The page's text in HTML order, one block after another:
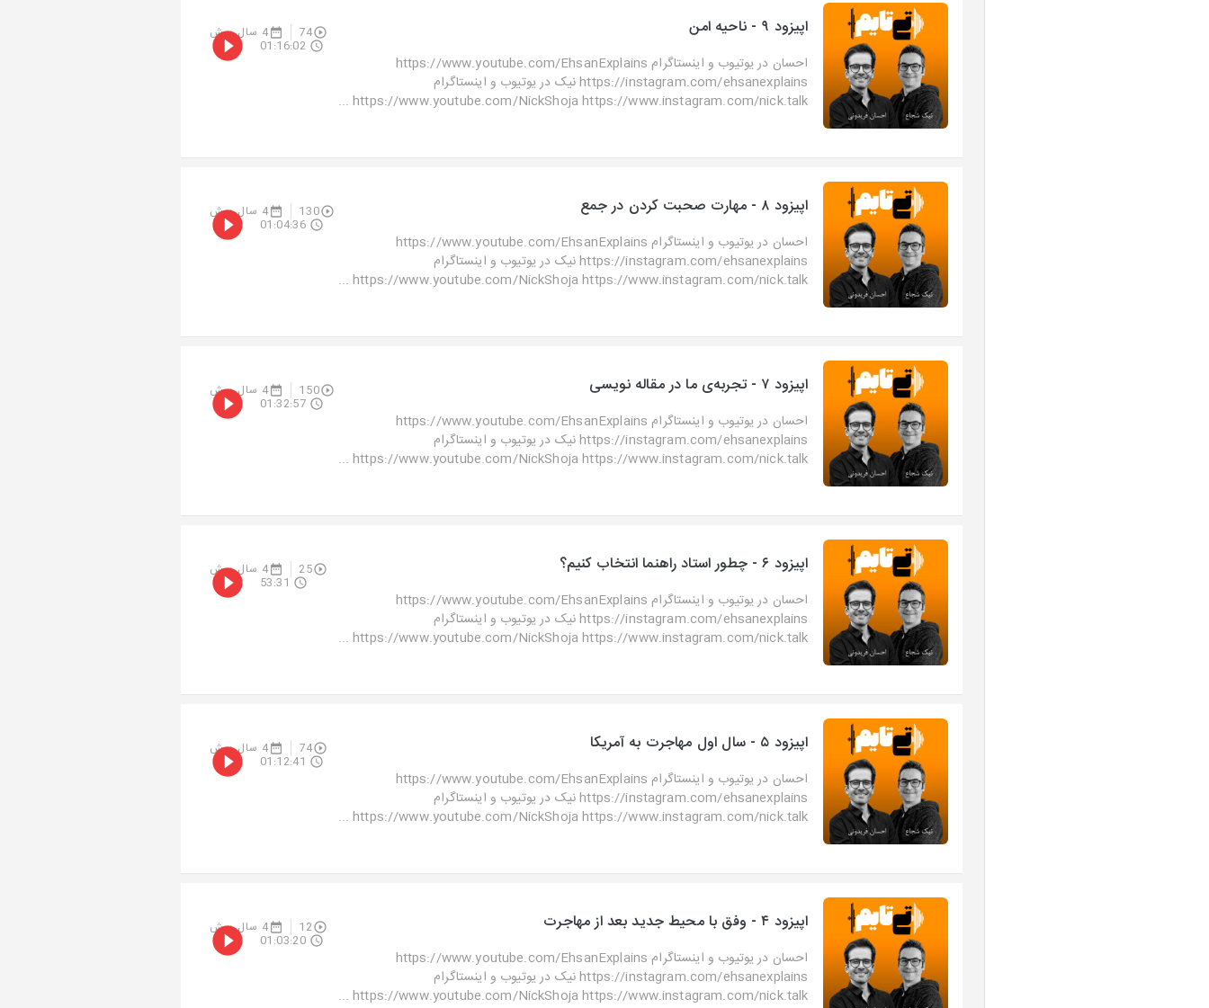
اپیزود ۹ - ناحیه امن 74 4 سال پیش
احسان در یوتیوب و اینستاگرام https://www.youtube.com/EhsanExplains
https://instagram.com/ehsanexplains نیک در یوتیوب و اینستاگرام
https://www.youtube.com/NickShoja https://www.instagram.com/nick.talk ...
01:16:02
اپیزود ۸ - مهارت‌ صحبت کردن در جمع 130 4 سال پیش
احسان در یوتیوب و اینستاگرام https://www.youtube.com/EhsanExplains
https://instagram.com/ehsanexplains نیک در یوتیوب و اینستاگرام
https://www.youtube.com/NickShoja https://www.instagram.com/nick.talk ...
01:04:36
اپیزود ۷ - تجربه‌ی ما در مقاله‌ نویسی 150 4 سال پیش
احسان در یوتیوب و اینستاگرام https://www.youtube.com/EhsanExplains
https://instagram.com/ehsanexplains نیک در یوتیوب و اینستاگرام
https://www.youtube.com/NickShoja https://www.instagram.com/nick.talk ...
01:32:57
اپیزود ۶ - چطور استاد راهنما انتخاب کنیم؟ 25 4 سال پیش
احسان در یوتیوب و اینستاگرام https://www.youtube.com/EhsanExplains
https://instagram.com/ehsanexplains نیک در یوتیوب و اینستاگرام
https://www.youtube.com/NickShoja https://www.instagram.com/nick.talk ...
53:31
اپیزود ۵ - سال اول مهاجرت به آمریکا 74 4 سال پیش
احسان در یوتیوب و اینستاگرام https://www.youtube.com/EhsanExplains
https://instagram.com/ehsanexplains نیک در یوتیوب و اینستاگرام
https://www.youtube.com/NickShoja https://www.instagram.com/nick.talk ...
01:12:41
اپیزود ۴ - وفق با محیط جدید بعد از مهاجرت 12 4 سال پیش
احسان در یوتیوب و اینستاگرام https://www.youtube.com/EhsanExplains
https://instagram.com/ehsanexplains نیک در یوتیوب و اینستاگرام
https://www.youtube.com/NickShoja https://www.instagram.com/nick.talk ...
01:03:20